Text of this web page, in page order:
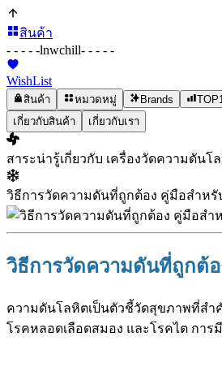
สินค้า
- - - - -lnwchill- - - - -
WishList
สินค้า หมวดหมู่ Brands
เกี่ยวกับสินค้า
เกี่ยวกับเรา
สาระน่ารู้เกี่ยวกับ เครื่องวัดความดันโ
วิธีการวัดความดันที่ถูกต้อง คู่มือสำห
วิธีการวัดความดันที่ถูกต้
ความดันโลหิตเป็นตัวชี้วัดสุขภาพที่สำ
โรคหลอดเลือดสมอง และโรคไต กา